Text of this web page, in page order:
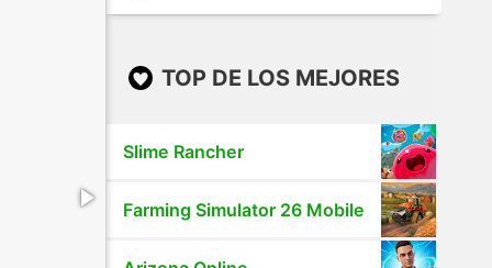
TOP DE LOS MEJORES
Slime Rancher
Farming Simulator 26 Mobile